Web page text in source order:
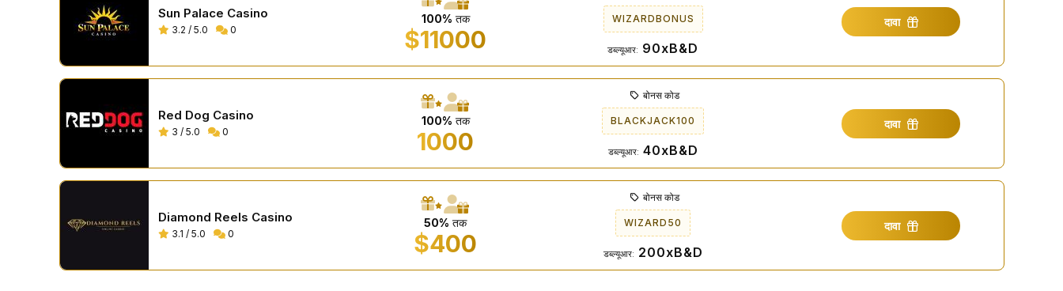
Sun Palace Casino
3.2 / 5.0 0
100% तक
$11000
WIZARDBONUS
डब्ल्यूआर: 90xB&D
दावा
Red Dog Casino
3 / 5.0 0
100% तक
1000
बोनस कोड
BLACKJACK100
डब्ल्यूआर: 40xB&D
दावा
Diamond Reels Casino
3.1 / 5.0 0
50% तक
$400
बोनस कोड
WIZARD50
डब्ल्यूआर: 200xB&D
दावा